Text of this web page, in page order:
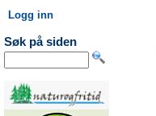
Logg inn
Søk på siden